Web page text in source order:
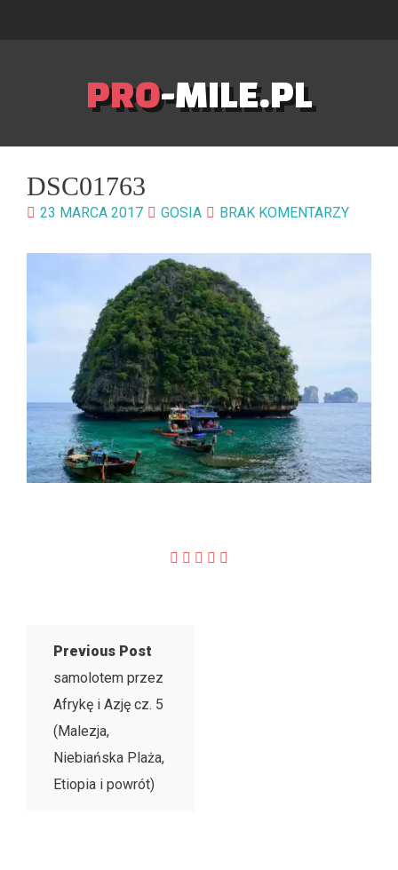
PRO-MILE.PL
DSC01763
23 MARCA 2017 GOSIA BRAK KOMENTARZY
Previous Post
samolotem przez
Afrykę i Azję cz. 5
(Malezja,
Niebiańska Plaża,
Etiopia i powrót)